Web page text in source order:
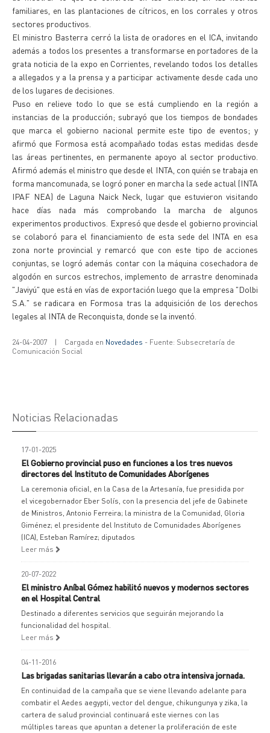
familiares, en las plantaciones de cítricos, en los corrales y otros
sectores productivos.
El ministro Basterra cerró la lista de oradores en el ICA, invitando
además a todos los presentes a transformarse en portadores de la
grata noticia de la expo en Corrientes, revelando todos los detalles
a allegados y a la prensa y a participar activamente desde cada uno
de los lugares de decisiones.
Puso en relieve todo lo que se está cumpliendo en la región a
instancias de la producción; subrayó que los tiempos de bondades
que marca el gobierno nacional permite este tipo de eventos; y
afirmó que Formosa está acompañado todas estas medidas desde
las áreas pertinentes, en permanente apoyo al sector productivo.
Afirmó además el ministro que desde el INTA, con quién se trabaja en
forma mancomunada, se logró poner en marcha la sede actual (INTA
IPAF NEA) de Laguna Naick Neck, lugar que estuvieron visitando
hace días nada más comprobando la marcha de algunos
experimentos productivos. Expresó que desde el gobierno provincial
se colaboró para el financiamiento de esta sede del INTA en esa
zona norte provincial y remarcó que con este tipo de acciones
conjuntas, se logró además contar con la máquina cosechadora de
algodón en surcos estrechos, implemento de arrastre denominada
"Javiyú" que está en vías de exportación luego que la empresa "Dolbi
S.A." se radicara en Formosa tras la adquisición de los derechos
legales al INTA de Reconquista, donde se la inventó.
24-04-2007 | Cargada en Novedades - Fuente: Subsecretaría de
Comunicación Social
Noticias Relacionadas
17-01-2025
El Gobierno provincial puso en funciones a los tres nuevos
directores del Instituto de Comunidades Aborígenes
La ceremonia oficial, en la Casa de la Artesanía, fue presidida por
el vicegobernador Eber Solís, con la presencia del jefe de Gabinete
de Ministros, Antonio Ferreira; la ministra de la Comunidad, Gloria
Giménez; el presidente del Instituto de Comunidades Aborígenes
(ICA), Esteban Ramírez; diputados
Leer más
20-07-2022
El ministro Aníbal Gómez habilitó nuevos y modernos sectores
en el Hospital Central
Destinado a diferentes servicios que seguirán mejorando la
funcionalidad del hospital.
Leer más
04-11-2016
Las brigadas sanitarias llevarán a cabo otra intensiva jornada.
En continuidad de la campaña que se viene llevando adelante para
combatir el Aedes aegypti, vector del dengue, chikungunya y zika, la
cartera de salud provincial continuará este viernes con las
múltiples tareas que apuntan a detener la proliferación de este